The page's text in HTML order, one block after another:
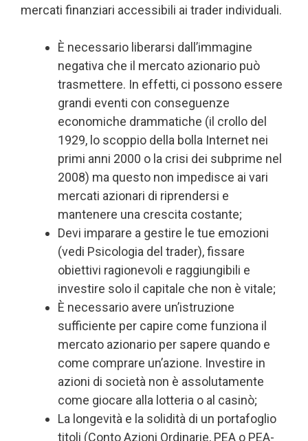
mercati finanziari accessibili ai trader individuali.
È necessario liberarsi dall’immagine
negativa che il mercato azionario può
trasmettere. In effetti, ci possono essere
grandi eventi con conseguenze
economiche drammatiche (il crollo del
1929, lo scoppio della bolla Internet nei
primi anni 2000 o la crisi dei subprime nel
2008) ma questo non impedisce ai vari
mercati azionari di riprendersi e
mantenere una crescita costante;
Devi imparare a gestire le tue emozioni
(vedi Psicologia del trader), fissare
obiettivi ragionevoli e raggiungibili e
investire solo il capitale che non è vitale;
È necessario avere un’istruzione
sufficiente per capire come funziona il
mercato azionario per sapere quando e
come comprare un’azione. Investire in
azioni di società non è assolutamente
come giocare alla lotteria o al casinò;
La longevità e la solidità di un portafoglio
titoli (Conto Azioni Ordinarie, PEA o PEA-